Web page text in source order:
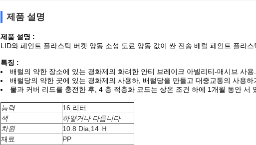
제품 설명
제품 설명 :
LID와 페인트 플라스틱 버켓 양동 소성 도료 양동 값이 싼 전송 배럴 페인트 플라스
특징 :
배럴의 약한 장소에 있는 경화제의 화려한 안티 브레이크 아빌리티-매시브 사용.
배럴당의 약한 곳에 있는 경화제의 사용하, 배럴당을 만들고 대중교통의 사용
물과 커버 리드를 충전한 후, 4 층 적층화 코드는 상온 조건 하에 1개월 동안 서
능력
16 리터
색
하얗거나 다릅니다
차원
10.8 Dia,14 Ｈ
재료
PP